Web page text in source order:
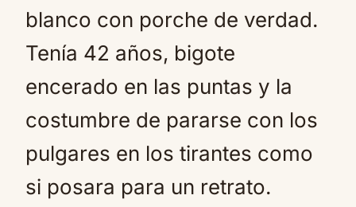
blanco con porche de verdad.
Tenía 42 años, bigote
encerado en las puntas y la
costumbre de pararse con los
pulgares en los tirantes como
si posara para un retrato.